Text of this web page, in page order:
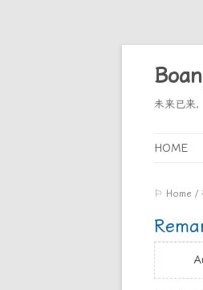
未来已来
HOME
⚐ Home /